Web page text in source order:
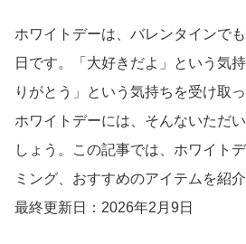
ホワイトデーは、バレンタインで
日です。「大好きだよ」という気
りがとう」という気持ちを受け取
ホワイトデーには、そんないただ
しょう。この記事では、ホワイト
ミング、おすすめのアイテムを紹介
最終更新日：2026年2月9日